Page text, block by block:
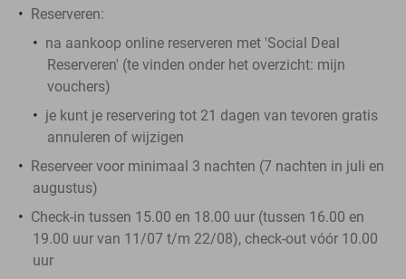
Reserveren:
na aankoop online reserveren met 'Social Deal
Reserveren' (te vinden onder het overzicht: mijn
vouchers)
je kunt je reservering tot 21 dagen van tevoren gratis
annuleren of wijzigen
Reserveer voor minimaal 3 nachten (7 nachten in juli en
augustus)
Check-in tussen 15.00 en 18.00 uur (tussen 16.00 en
19.00 uur van 11/07 t/m 22/08), check-out vóór 10.00
uur